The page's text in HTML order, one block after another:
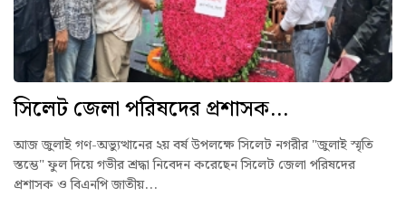
সিলেট জেলা পরিষদের প্রশাসক...
আজ জুলাই গণ-অভ্যুত্থানের ২য় বর্ষ উপলক্ষে সিলেট নগরীর "জুলাই স্মৃতি
স্তম্ভে" ফুল দিয়ে গভীর শ্রদ্ধা নিবেদন করেছেন সিলেট জেলা পরিষদের
প্রশাসক ও বিএনপি জাতীয়...